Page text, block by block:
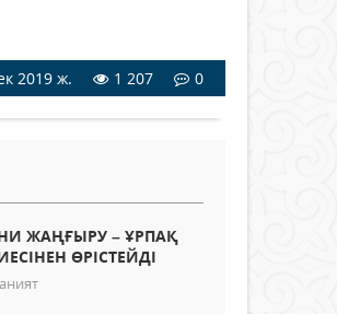
2019 ж. 1 207 0
ЖАҢҒЫРУ – ҰРПАҚ
ӨРІСТЕЙДІ